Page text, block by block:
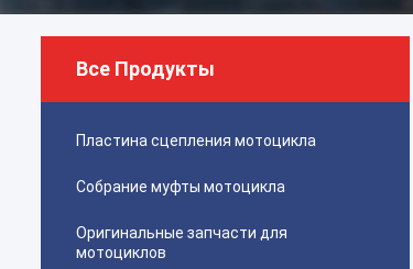
Все Продукты
Пластина сцепления мотоцикла
Собрание муфты мотоцикла
Оригинальные запчасти для
мотоциклов